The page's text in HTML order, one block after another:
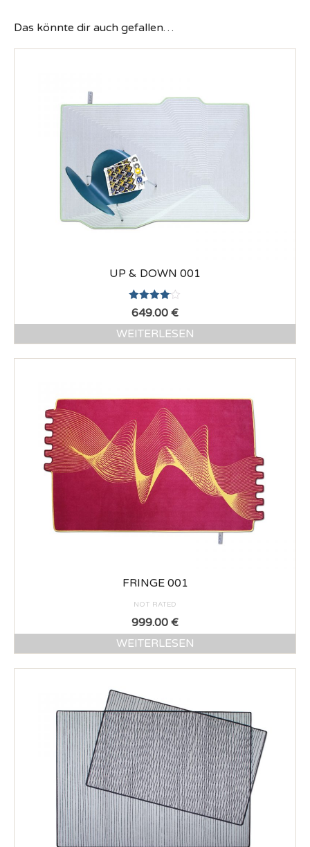
Das könnte dir auch gefallen…
UP & DOWN 001
4.00von
5
649.00 €
WEITERLESEN
FRINGE 001
NOT RATED
999.00 €
WEITERLESEN